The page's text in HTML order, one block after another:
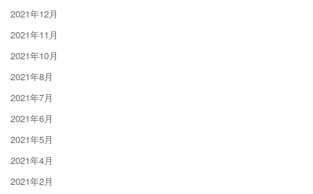
2021年12月
2021年11月
2021年10月
2021年8月
2021年7月
2021年6月
2021年5月
2021年4月
2021年2月